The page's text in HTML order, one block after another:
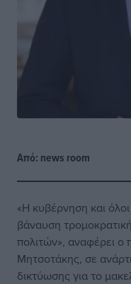
Από: news room
«Η κυβέρνηση και
βάναυση
πολιτών», αναφέρει
Μητσοτάκης, σε
δικτύωσης για το